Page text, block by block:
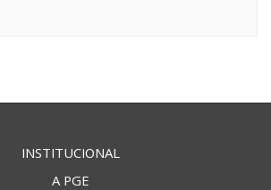
INSTITUCIONAL
A PGE